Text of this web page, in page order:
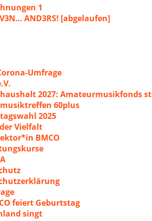
1
AND3RS! [abgelaufen]
Umfrage
2027: Amateurmusikfonds
60plus
2025
Vielfalt
BMCO
feiert Geburtstag
singt